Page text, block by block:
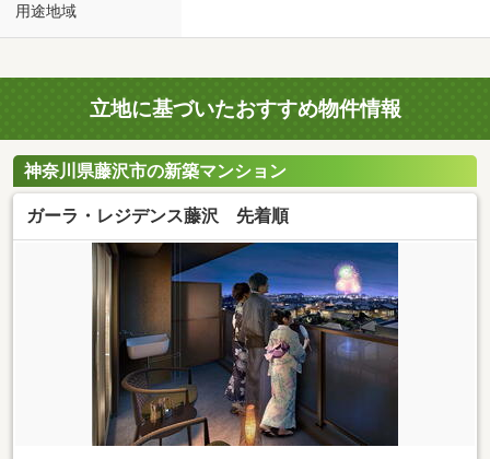
用途地域
立地に基づいたおすすめ物件情報
神奈川県藤沢市の新築マンション
ガーラ・レジデンス藤沢 先着順